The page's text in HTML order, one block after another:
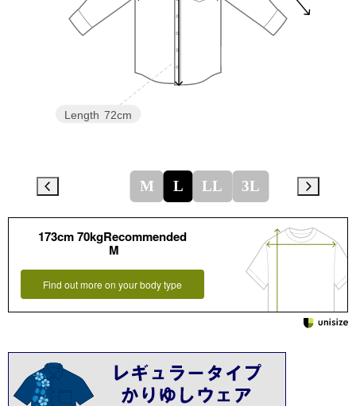
Length 72cm
M L LL 3L
173cm 70kgRecommended
M
Find out more on your body type